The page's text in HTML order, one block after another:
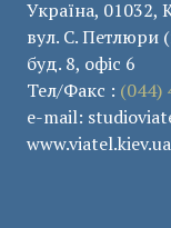
Україна, 01032,
вул. С. Петлюри
буд. 8, офіс 6
Тел/Факс : (044)
e-mail:
www.viatel.kiev.ua